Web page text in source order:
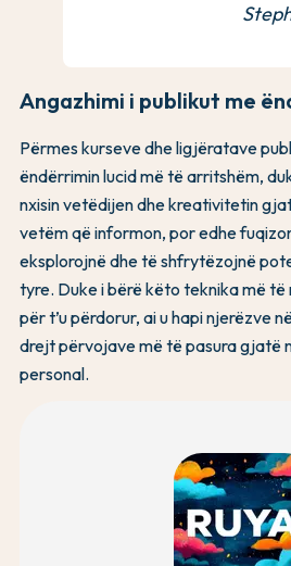
Angazhimi i publikut me
Përmes kurseve dhe ligjëratave
ëndërrimin lucid më të arritshëm,
nxisin vetëdijen dhe kreativitetin
vetëm që informon, por edhe
eksplorojnë dhe të shfrytëzojnë
tyre. Duke i bërë këto teknika më të
për t’u përdorur, ai u hapi njerëzve
drejt përvojave më të pasura gjatë
personal.